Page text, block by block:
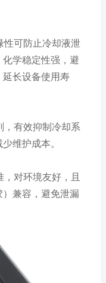
可防止冷却液泄
学稳定性强，避
长设备使用寿
有效抑制冷却系
维护成本。
对环境友好，且
兼容，避免泄漏